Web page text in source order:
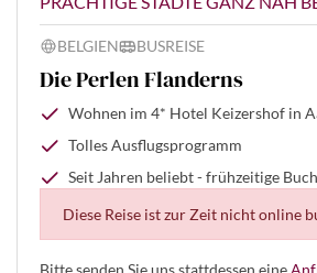
BELGIEN BUSREISE
Die Perlen Flanderns
Wohnen im 4* Hotel Keizershof in
Tolles Ausflugsprogramm
Seit Jahren beliebt - frühzeitige
Diese Reise ist zur Zeit nicht online